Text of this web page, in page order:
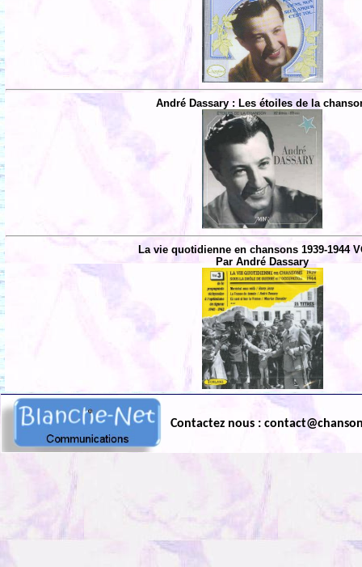
André Dassary : Les étoiles de la
La vie quotidienne en chansons 1939-1944
Par André Dassary
Contactez nous :